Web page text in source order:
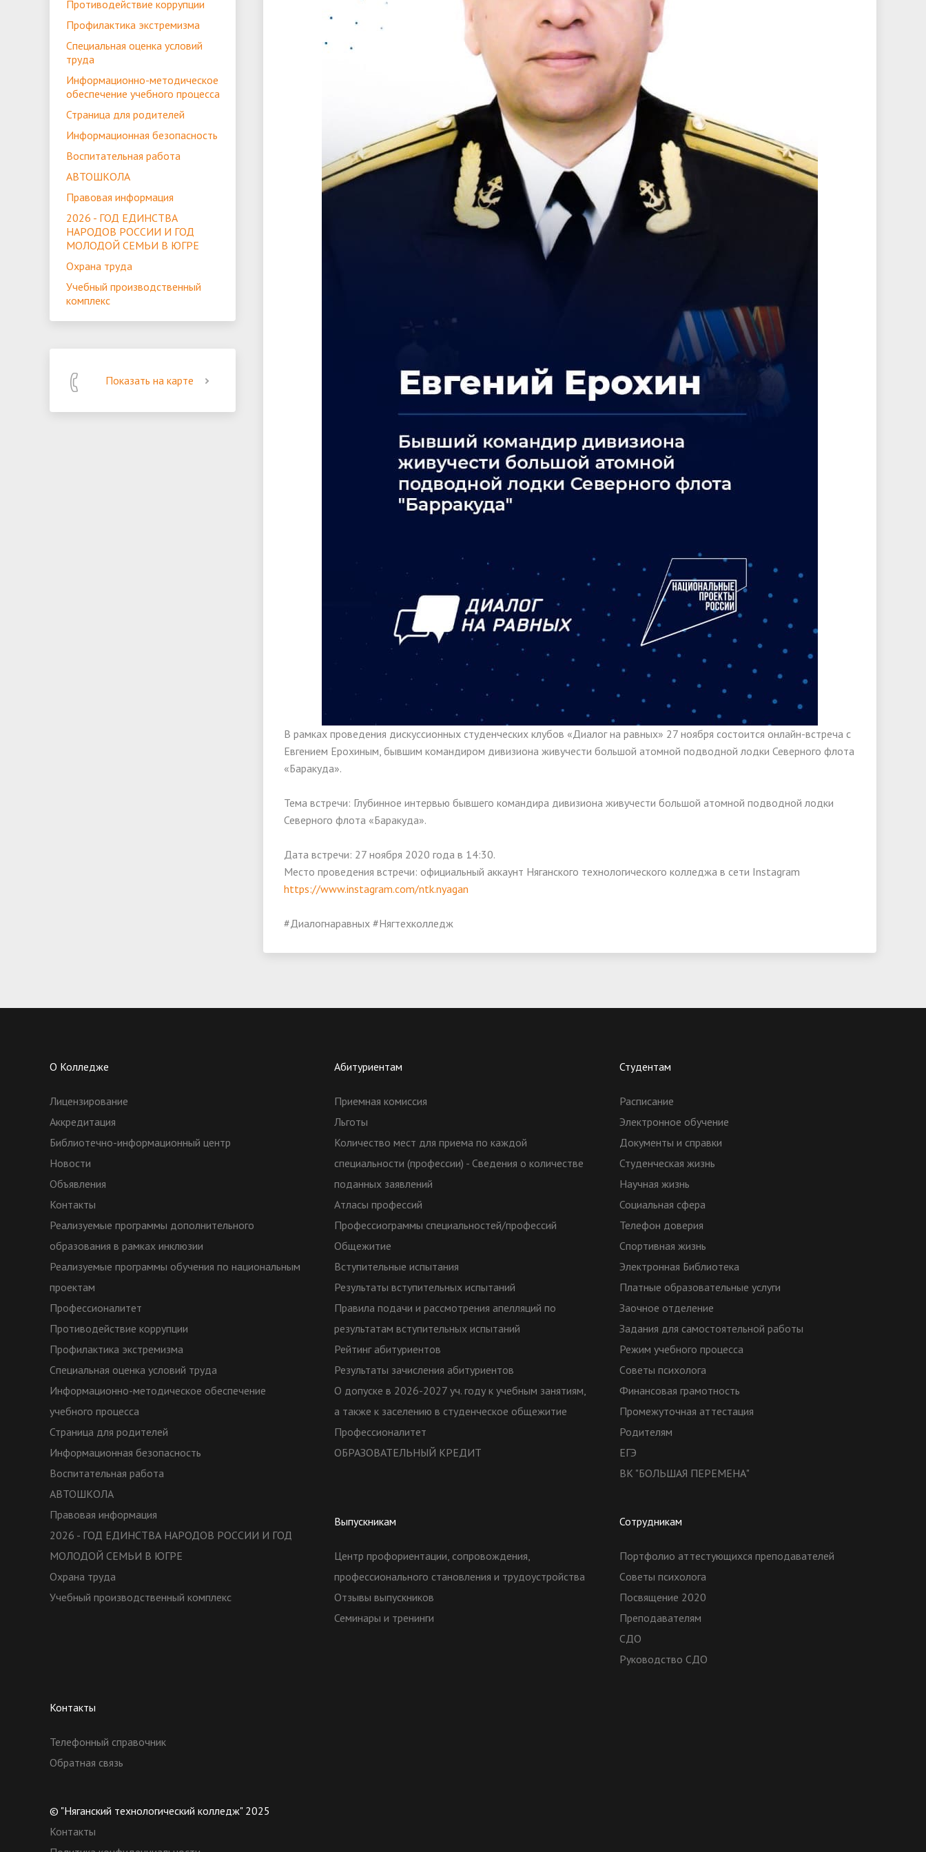
Информационная безопасность
Воспитательная работа
АВТОШКОЛА
Правовая информация
2026 - ГОД ЕДИНСТВА НАРОДОВ
РОССИИ И ГОД МОЛОДОЙ СЕМЬИ В
Охрана труда
Учебный производственный комплекс
Профессионалитет
ОБРАЗОВАТЕЛЬНЫЙ КРЕДИТВК "БОЛЬШАЯ ПЕРЕМЕНА"
Противодействие коррупции
Профилактика экстремизма
Специальная оценка условий
труда
Информационно-методическое
обеспечение учебного процесса
Страница для родителей
Информационная безопасность
Воспитательная работа
АВТОШКОЛА
Правовая информация
2026 - ГОД ЕДИНСТВА
НАРОДОВ РОССИИ И ГОД
МОЛОДОЙ СЕМЬИ В ЮГРЕ
Охрана труда
Учебный производственный
комплекс
Показать на карте
В рамках проведения дискуссионных студенческих клубов «Диалог на равных» 27 ноября состоится онлайн-встреча с
Евгением Ерохиным, бывшим командиром дивизиона живучести большой атомной подводной лодки Северного флота
«Баракуда».
Тема встречи: Глубинное интервью бывшего командира дивизиона живучести большой атомной подводной лодки
Северного флота «Баракуда».
Дата встречи: 27 ноября 2020 года в 14:30.
Место проведения встречи: официальный аккаунт Няганского технологического колледжа в сети Instagram
https://www.instagram.com/ntk.nyagan
#Диалогнаравных #Нягтехколледж
О Колледже
Лицензирование
Аккредитация
Библиотечно-информационный центр
Новости
Объявления
Контакты
Реализуемые программы дополнительного
образования в рамках инклюзии
Реализуемые программы обучения по национальным
проектам
Профессионалитет
Противодействие коррупции
Профилактика экстремизма
Специальная оценка условий труда
Информационно-методическое обеспечение
учебного процесса
Страница для родителей
Информационная безопасность
Воспитательная работа
АВТОШКОЛА
Правовая информация
2026 - ГОД ЕДИНСТВА НАРОДОВ РОССИИ И ГОД
МОЛОДОЙ СЕМЬИ В ЮГРЕ
Охрана труда
Учебный производственный комплекс
Абитуриентам
Приемная комиссия
Льготы
Количество мест для приема по каждой
специальности (профессии) - Сведения о количестве
поданных заявлений
Атласы профессий
Профессиограммы специальностей/профессий
Общежитие
Вступительные испытания
Результаты вступительных испытаний
Правила подачи и рассмотрения апелляций по
результатам вступительных испытаний
Рейтинг абитуриентов
Результаты зачисления абитуриентов
О допуске в 2026-2027 уч. году к учебным занятиям,
а также к заселению в студенческое общежитие
Профессионалитет
ОБРАЗОВАТЕЛЬНЫЙ КРЕДИТ
Студентам
Расписание
Электронное обучение
Документы и справки
Студенческая жизнь
Научная жизнь
Социальная сфера
Телефон доверия
Спортивная жизнь
Электронная Библиотека
Платные образовательные услуги
Заочное отделение
Задания для самостоятельной работы
Режим учебного процесса
Cоветы психолога
Финансовая грамотность
Промежуточная аттестация
Родителям
ЕГЭ
ВК "БОЛЬШАЯ ПЕРЕМЕНА"
Выпускникам
Центр профориентации, сопровождения,
профессионального становления и трудоустройства
Отзывы выпускников
Семинары и тренинги
Сотрудникам
Портфолио аттестующихся преподавателей
Cоветы психолога
Посвящение 2020
Преподавателям
СДО
Руководство СДО
Контакты
Телефонный справочник
Обратная связь
© "Няганский технологический колледж" 2025
Контакты